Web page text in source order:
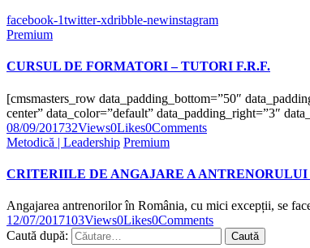
facebook-1twitter-xdribble-newinstagram
Premium
CURSUL DE FORMATORI – TUTORI F.R.F.
[cmsmasters_row data_padding_bottom=”50″
center” data_color=”default” data_padding_right=”3″
08/09/201732Views0Likes0Comments
Metodică | Leadership Premium
CRITERIILE DE ANGAJARE A
Angajarea antrenorilor în România, cu mici excepții, se
12/07/2017103Views0Likes0Comments
Caută după: